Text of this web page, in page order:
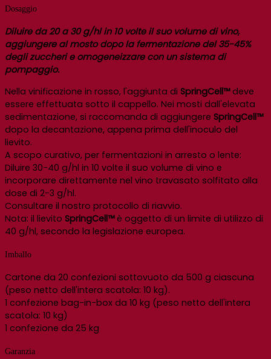
Dosaggio
Diluire da 20 a 30 g/hl in 10 volte il suo volume di vino,
aggiungere al mosto dopo la fermentazione del 35-45%
degli zuccheri e omogeneizzare con un sistema di
pompaggio.
Nella vinificazione in rosso, l'aggiunta di SpringCell™deve
essere effettuata sotto il cappello. Nei mosti dall'elevata
sedimentazione, si raccomanda di aggiungere SpringCell™
dopo la decantazione, appena prima dell'inoculo del
lievito.
A scopo curativo, per fermentazioni in arresto o lente:
Diluire 30-40 g/hl in 10 volte il suo volume di vino e
incorporare direttamente nel vino travasato solfitato alla
dose di 2-3 g/hl.
Consultare il nostro protocollo di riavvio.
Nota: il lievito SpringCell™è oggetto di un limite di utilizzo di
40 g/hl, secondo la legislazione europea.
Imballo
Cartone da 20 confezioni sottovuoto da 500 g ciascuna
(peso netto dell'intera scatola: 10 kg).
1 confezione bag-in-box da 10 kg (peso netto dell'intera
scatola: 10 kg)
1 confezione da 25 kg
Garanzia